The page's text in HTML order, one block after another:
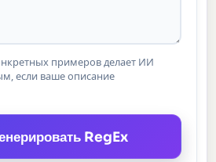
примеров делает ИИ
если ваше описание
RegEx